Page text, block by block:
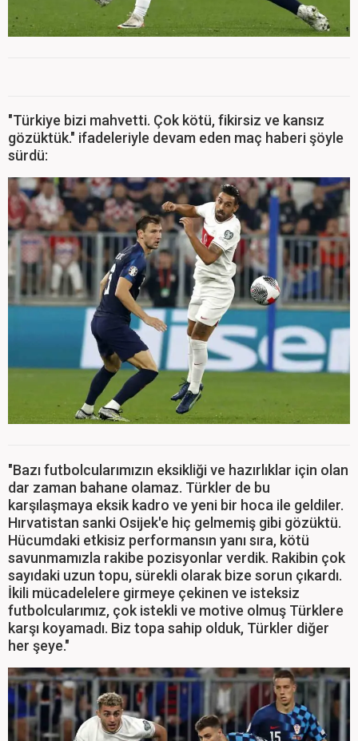
"Türkiye bizi mahvetti. Çok kötü, fikirsiz ve kansız
gözüktük." ifadeleriyle devam eden maç haberi şöyle
sürdü:
"Bazı futbolcularımızın eksikliği ve hazırlıklar için olan
dar zaman bahane olamaz. Türkler de bu
karşılaşmaya eksik kadro ve yeni bir hoca ile geldiler.
Hırvatistan sanki Osijek'e hiç gelmemiş gibi gözüktü.
Hücumdaki etkisiz performansın yanı sıra, kötü
savunmamızla rakibe pozisyonlar verdik. Rakibin çok
sayıdaki uzun topu, sürekli olarak bize sorun çıkardı.
İkili mücadelelere girmeye çekinen ve isteksiz
futbolcularımız, çok istekli ve motive olmuş Türklere
karşı koyamadı. Biz topa sahip olduk, Türkler diğer
her şeye."